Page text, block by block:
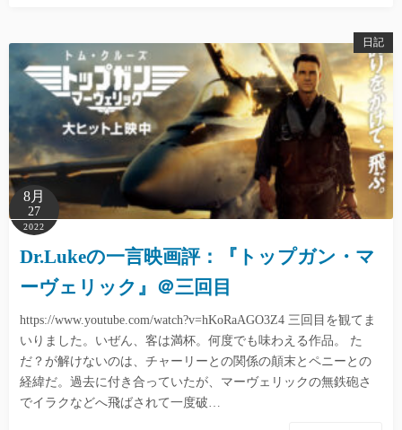
日記
8月
27
2022
Dr.Lukeの一言映画評：『トップガン・マ
ーヴェリック』＠三回目
https://www.youtube.com/watch?v=hKoRaAGO3Z4 三回目を観てま
いりました。いぜん、客は満杯。何度でも味わえる作品。 た
だ？が解けないのは、チャーリーとの関係の顛末とペニーとの
経緯だ。過去に付き合っていたが、マーヴェリックの無鉄砲さ
でイラクなどへ飛ばされて一度破…